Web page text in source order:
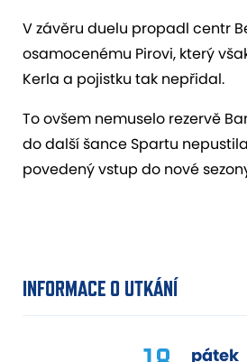
V závěru duelu propadl centr
osamocenému Pirovi, který
Kerla a pojistku tak nepřidal.
To ovšem nemuselo rezervě
do další šance Spartu
povedený vstup do nové
INFORMACE O UTKÁNÍ
pátek